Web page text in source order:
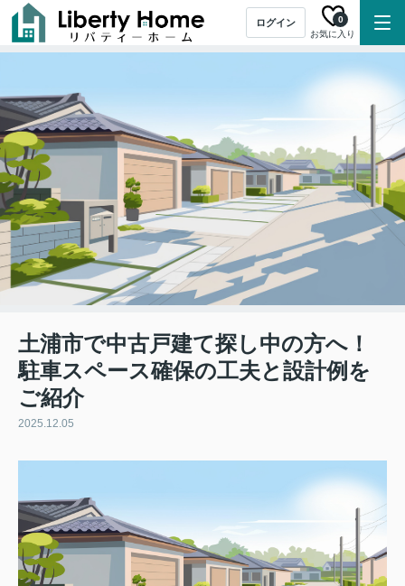
ログイン
お気に入り
0
土浦市で中古戸建て探し中の方へ！
駐車スペース確保の工夫と設計例を
ご紹介
2025.12.05